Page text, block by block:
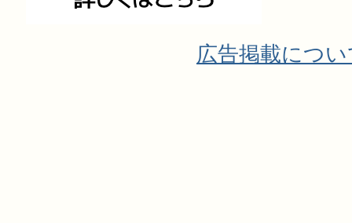
広告掲載につ